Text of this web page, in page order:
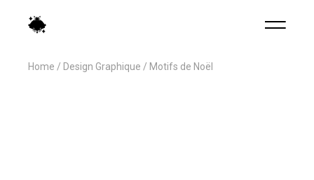
Home Design Graphique Motifs de Noël